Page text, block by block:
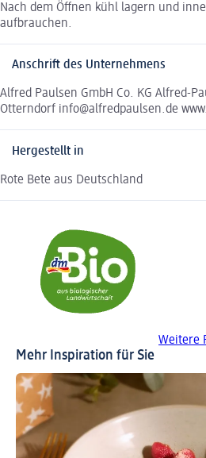
Nach dem Öffnen kühl lagern und
aufbrauchen.
Anschrift des Unternehmens
Alfred Paulsen GmbH Co. KG Alfred-
Otterndorf info@alfredpaulsen.de
Hergestellt in
Rote Bete aus Deutschland
Weitere
Mehr Inspiration für Sie